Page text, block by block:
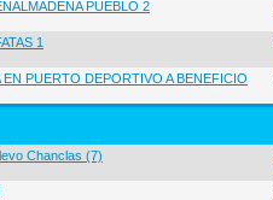
PUEBLO 2
1
PUERTO DEPORTIVO A BENEFICIO
Chanclas (7)